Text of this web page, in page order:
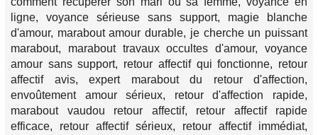
ligne, voyance sérieuse sans support, magie blanche
d'amour, marabout amour durable, je cherche un puissant
marabout, marabout travaux occultes d'amour, voyance
amour sans support, retour affectif qui fonctionne, retour
affectif avis, expert marabout du retour d'affection,
envoûtement amour sérieux, retour d'affection rapide,
marabout vaudou retour affectif, retour affectif rapide
efficace, retour affectif sérieux, retour affectif immédiat,